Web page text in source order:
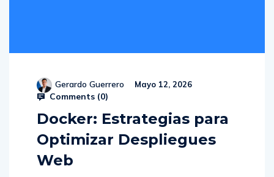
Gerardo Guerrero Mayo 12, 2026
Comments (0)
Docker: Estrategias para
Optimizar Despliegues
Web